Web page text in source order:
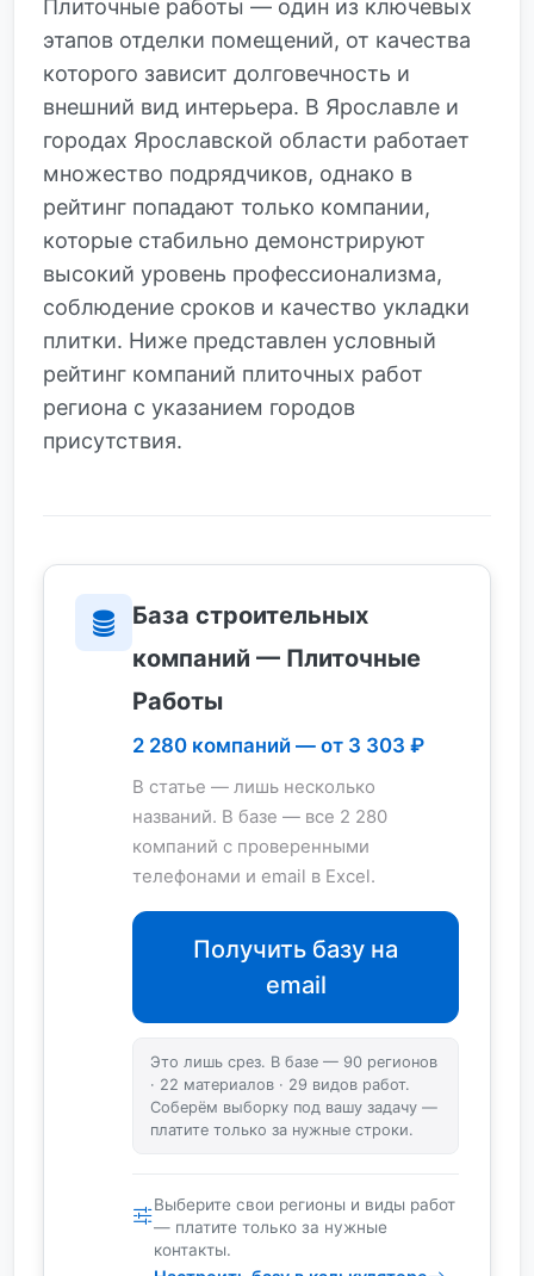
Плиточные работы — один из ключевых
этапов отделки помещений, от качества
которого зависит долговечность и
внешний вид интерьера. В Ярославле и
городах Ярославской области работает
множество подрядчиков, однако в
рейтинг попадают только компании,
которые стабильно демонстрируют
высокий уровень профессионализма,
соблюдение сроков и качество укладки
плитки. Ниже представлен условный
рейтинг компаний плиточных работ
региона с указанием городов
присутствия.
База строительных
компаний — Плиточные
Работы
2 280 компаний — от 3 303 ₽
В статье — лишь несколько
названий. В базе — все 2 280
компаний с проверенными
телефонами и email в Excel.
Получить базу на
email
Это лишь срез. В базе — 90 регионов
· 22 материалов · 29 видов работ.
Соберём выборку под вашу задачу —
платите только за нужные строки.
Выберите свои регионы и виды работ
— платите только за нужные
контакты.